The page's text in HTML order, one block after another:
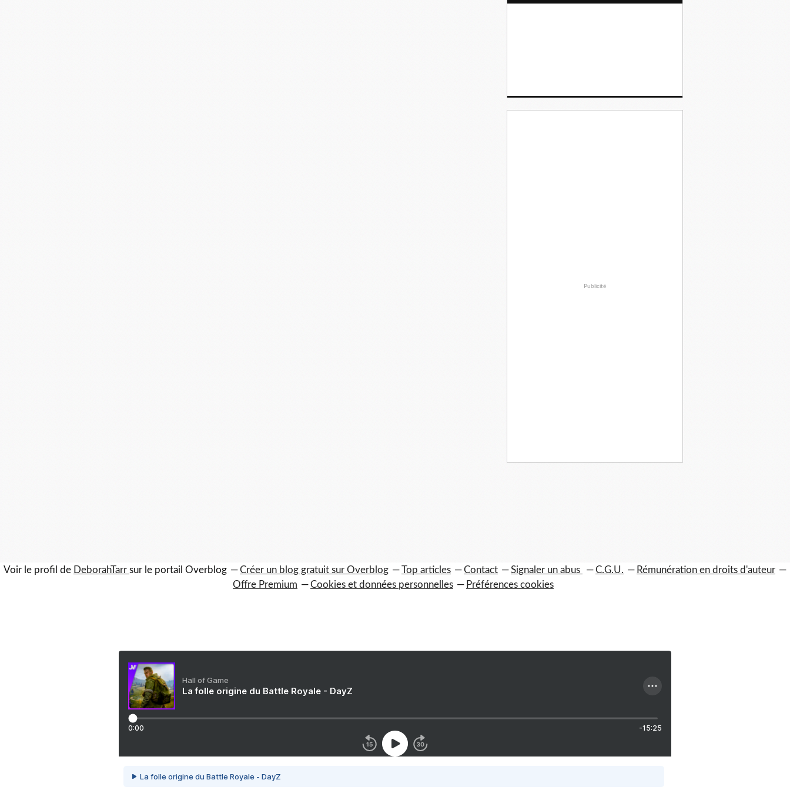
Publicité
Voir le profil de DeborahTarr sur le portail Overblog Créer un blog gratuit sur Overblog Top articles Contact Signaler un abus C.G.U.
Rémunération en droits d'auteur
Offre Premium
Cookies et données personnelles Préférences cookies
Hall of Game
La folle origine du Battle Royale - DayZ
0:00 -15:25
La folle origine du Battle Royale - DayZ